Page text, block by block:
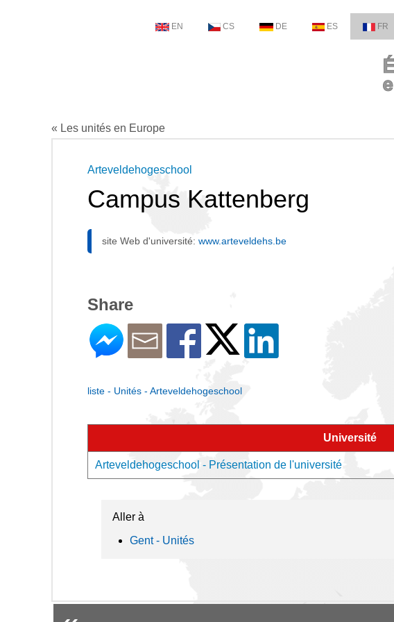
EN CS DE ES FR
« Les unités en Europe
Arteveldehogeschool
Campus Kattenberg
site Web d'université: www.arteveldehs.be
Share
liste - Unités - Arteveldehogeschool
Université
Arteveldehogeschool - Présentation de l'université
Aller à
Gent - Unités